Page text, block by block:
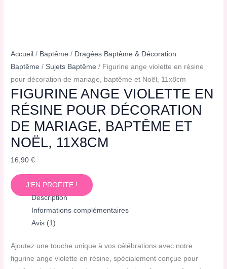
Accueil / Baptême / Dragées Baptême & Décoration
Baptême / Sujets Baptême / Figurine ange violette en résine
pour décoration de mariage, baptême et Noël, 11x8cm
FIGURINE ANGE VIOLETTE EN
RÉSINE POUR DÉCORATION
DE MARIAGE, BAPTÊME ET
NOËL, 11X8CM
16,90€
J'EN PROFITE !
Description
Informations complémentaires
Avis (1)
Ajoutez une touche unique à vos célébrations avec notre
figurine ange violette en résine, spécialement conçue pour